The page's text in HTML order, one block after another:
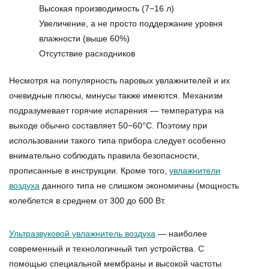
Высокая производимость (7−16 л)
Увеличение, а не просто поддержание уровня
влажности (выше 60%)
Отсутствие расходников
Несмотря на популярность паровых увлажнителей и их
очевидные плюсы, минусы также имеются. Механизм
подразумевает горячие испарения — температура на
выходе обычно составляет 50−60°C. Поэтому при
использовании такого типа прибора следует особенно
внимательно соблюдать правила безопасности,
прописанные в инструкции. Кроме того, увлажнители
воздуха данного типа не слишком экономичны (мощность
колеблется в среднем от 300 до 600 Вт.
Ультразвуковой увлажнитель воздуха — наиболее
современный и технологичный тип устройства. С
помощью специальной мембраны и высокой частоты